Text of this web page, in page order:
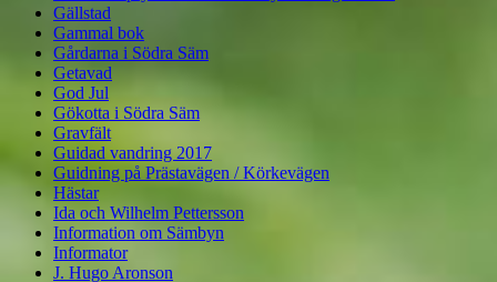
Gällstad
Gammal bok
Gårdarna i Södra Säm
Getavad
God Jul
Gökotta i Södra Säm
Gravfält
Guidad vandring 2017
Guidning på Prästavägen / Körkevägen
Hästar
Ida och Wilhelm Pettersson
Information om Sämbyn
Informator
J. Hugo Aronson